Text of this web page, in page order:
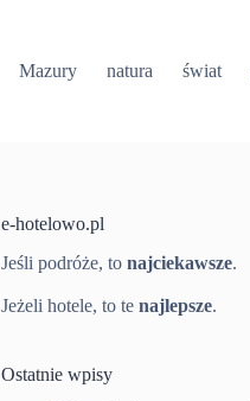
Mazury natura świat
e-hotelowo.pl
Jeśli podróże, tonajciekawsze.
Jeżeli hotele, to tenajlepsze.
Ostatnie wpisy